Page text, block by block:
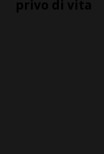
privo di vita